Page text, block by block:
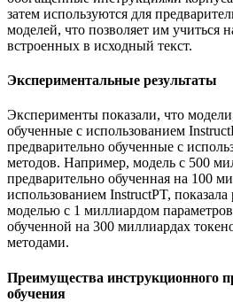
затем используются для
моделей, что позволяет им учиться
встроенных в исходный текст.
Экспериментальные результаты
Эксперименты показали, что
обученные с использованием
предварительно обученные с
методов. Например, модель с 500
предварительно обученная на 100
использованием InstructPT,
моделью с 1 миллиардом
обученной на 300 миллиардах
методами.
Преимущества инструкционного
обучения